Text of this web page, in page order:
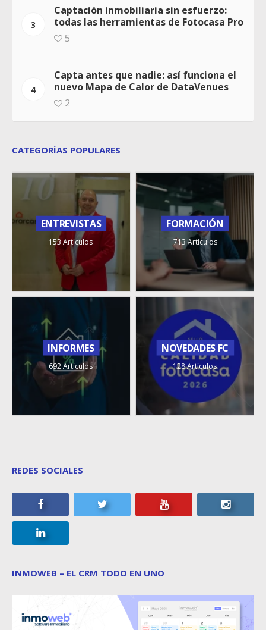
3
Captación inmobiliaria sin esfuerzo:
todas las herramientas de Fotocasa Pro
5
4
Capta antes que nadie: así funciona el
nuevo Mapa de Calor de DataVenues
2
CATEGORÍAS POPULARES
ENTREVISTAS
153 Artículos
FORMACIÓN
713 Artículos
INFORMES
692 Artículos
NOVEDADES FC
128 Artículos
REDES SOCIALES
INMOWEB – EL CRM TODO EN UNO